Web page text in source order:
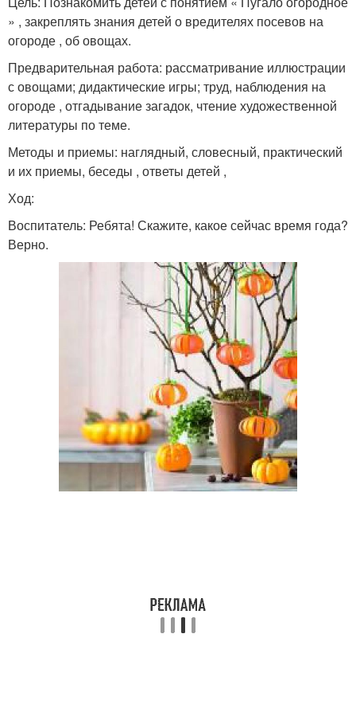
» , закреплять знания детей о вредителях посевов на
огороде , об овощах.
Предварительная работа: рассматривание иллюстрации
с овощами; дидактические игры; труд, наблюдения на
огороде , отгадывание загадок, чтение художественной
литературы по теме.
Методы и приемы: наглядный, словесный, практический
и их приемы, беседы , ответы детей ,
Ход:
Воспитатель: Ребята! Скажите, какое сейчас время года?
Верно.